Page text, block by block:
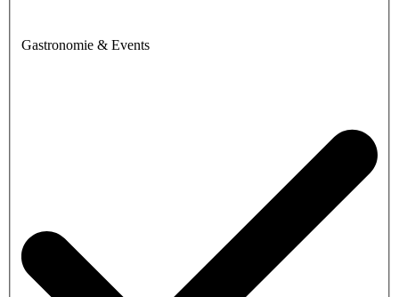
Gastronomie & Events